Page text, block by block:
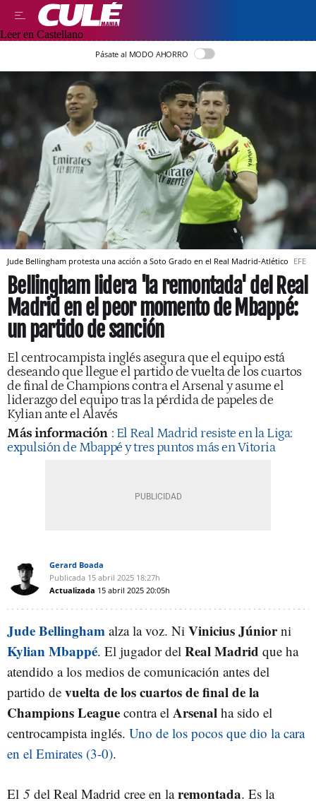
Leer en Castellano
Pásate al MODO AHORRO
Jude Bellingham protesta una acción a Soto Grado en el Real Madrid-Atlético EFE
Bellingham lidera 'la remontada' del Real
Madrid en el peor momento de Mbappé:
un partido de sanción
El centrocampista inglés asegura que el equipo está
deseando que llegue el partido de vuelta de los cuartos
de final de Champions contra el Arsenal y asume el
liderazgo del equipo tras la pérdida de papeles de
Kylian ante el Alavés
Más información : El Real Madrid resiste en la Liga:
expulsión de Mbappé y tres puntos más en Vitoria
Gerard Boada
Publicada 15 abril 2025 18:27h
Actualizada 15 abril 2025 20:05h
Jude Bellingham alza la voz. Ni Vinicius Júniorni
Kylian Mbappé. El jugador del Real Madrid que ha
atendido a los medios de comunicación antes del
partido de vuelta de los cuartos de final de la
Champions League contra el Arsenal ha sido el
centrocampista inglés. Uno de los pocos que dio la cara
en el Emirates (3-0).
El 5 del Real Madrid cree en laremontada. Es la